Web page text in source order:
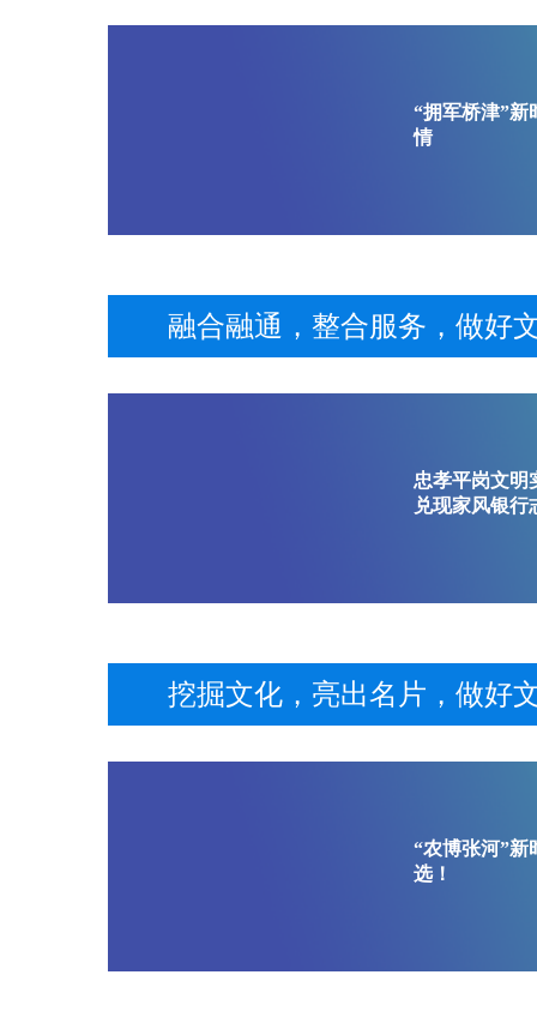
“拥军桥津”新
情
融合融通，整合服务，做好
忠孝平岗文明
兑现家风银行
挖掘文化，亮出名片，做好
​“农博张河”新
选！